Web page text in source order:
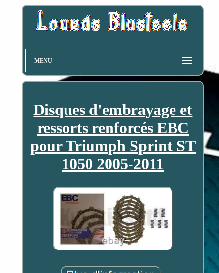
MENU
Disques d'embrayage et
ressorts renforcés EBC
pour Triumph Sprint ST
1050 2005-2011